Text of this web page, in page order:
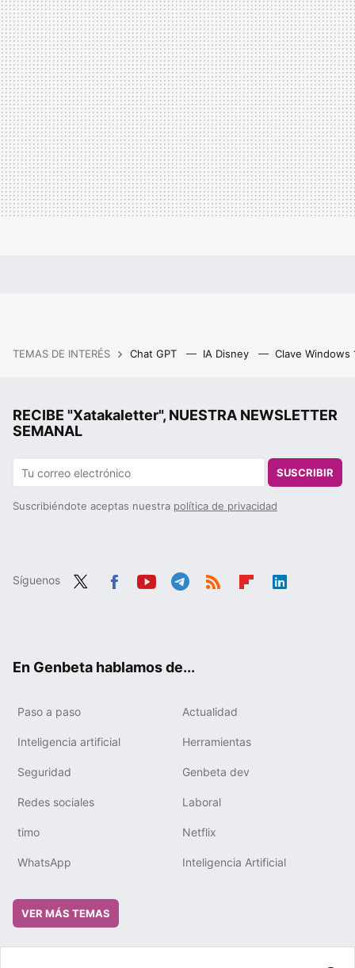
TEMAS DE INTERÉS Chat GPT IA Disney Clave Windows
RECIBE "Xatakaletter", NUESTRA NEWSLETTER
SEMANAL
SUSCRIBIR
Suscribiéndote aceptas nuestra política de privacidad
Síguenos
En Genbeta hablamos de...
Paso a paso Actualidad
Inteligencia artificial Herramientas
Seguridad Genbeta dev
Redes sociales Laboral
timo Netflix
WhatsApp Inteligencia Artificial
VER MÁS TEMAS